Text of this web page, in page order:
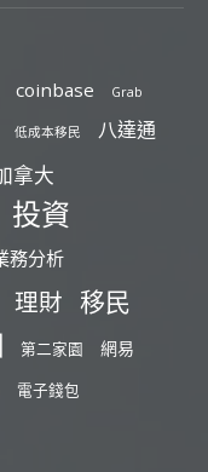
coinbase Grab
低成本移民 八達通
拿大
投資
務分析
理財 移民
第二家園 網易
電子錢包